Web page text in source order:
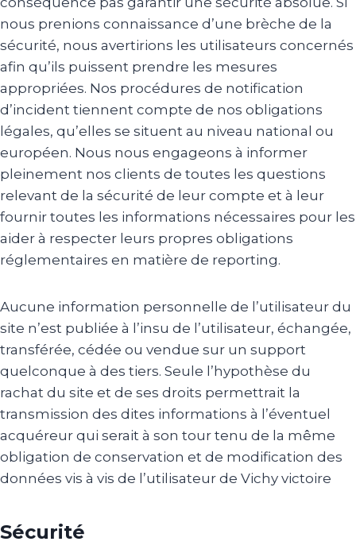
nous prenions connaissance d’une brèche de la
sécurité, nous avertirions les utilisateurs concernés
afin qu’ils puissent prendre les mesures
appropriées. Nos procédures de notification
d’incident tiennent compte de nos obligations
légales, qu’elles se situent au niveau national ou
européen. Nous nous engageons à informer
pleinement nos clients de toutes les questions
relevant de la sécurité de leur compte et à leur
fournir toutes les informations nécessaires pour les
aider à respecter leurs propres obligations
réglementaires en matière de reporting.
Aucune information personnelle de l’utilisateur du
site n’est publiée à l’insu de l’utilisateur, échangée,
transférée, cédée ou vendue sur un support
quelconque à des tiers. Seule l’hypothèse du
rachat du site et de ses droits permettrait la
transmission des dites informations à l’éventuel
acquéreur qui serait à son tour tenu de la même
obligation de conservation et de modification des
données vis à vis de l’utilisateur de Vichy victoire
Sécurité